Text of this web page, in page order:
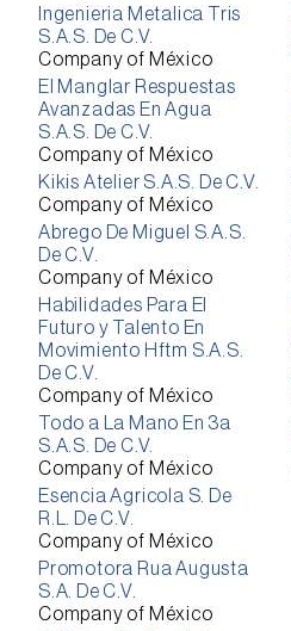
Ingenieria Metalica Tris
S.A.S. De C.V.
Company of México
El Manglar Respuestas
Avanzadas En Agua
S.A.S. De C.V.
Company of México
Kikis Atelier S.A.S. De C.V.
Company of México
Abrego De Miguel S.A.S.
De C.V.
Company of México
Habilidades Para El
Futuro y Talento En
Movimiento Hftm S.A.S.
De C.V.
Company of México
Todo a La Mano En 3a
S.A.S. De C.V.
Company of México
Esencia Agricola S. De
R.L. De C.V.
Company of México
Promotora Rua Augusta
S.A. De C.V.
Company of México